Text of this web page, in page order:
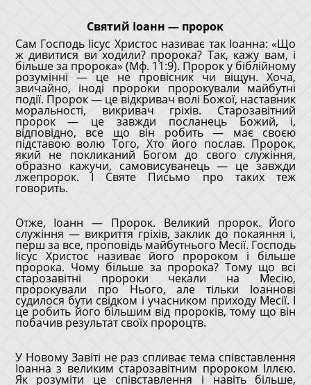
Святий Іоанн — пророк
Сам Господь Іісус Христос називає так Іоанна: «Що
ж дивитися ви ходили? пророка? Так, кажу вам, і
більше за пророка» (Мф. 11:9). Пророк у біблійному
розумінні — це не провісник чи віщун. Хоча,
звичайно, іноді пророки пророкували майбутні
події. Пророк — це відкривач волі Божої, наставник
моральності, викривач гріхів. Старозавітний
пророк — це завжди посланець Божий, і,
відповідно, все що він робить — має своєю
підставою волю Того, Хто його послав. Пророк,
який не покликаний Богом до свого служіння,
образно кажучи, самовисуванець — це завжди
лжепророк. І Святе Письмо про таких теж
говорить.
Отже, Іоанн — Пророк. Великий пророк. Його
служіння — викриття гріхів, заклик до покаяння і,
перш за все, проповідь майбутнього Месії. Господь
Іісус Христос називає його пророком і більше
пророка. Чому більше за пророка? Тому що всі
старозавітні пророки чекали на Месію,
пророкували про Нього, але тільки Іоаннові
судилося бути свідком і учасником приходу Месії. І
це робить його більшим від пророків, тому що він
побачив результат своїх пророцтв.
У Новому Завіті не раз спливає тема співставлення
Іоанна з великим старозавітним пророком Іллєю.
Як розуміти це співставлення і навіть більше,